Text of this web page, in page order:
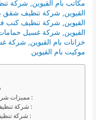
مكاتب بام القيوين, شركة
القيوين, شركة تنظيف شقق
القيوين, شركة تنظيف كنب
القيوين, شركة غسيل حمامات
خزانات بام القيوين, شركة
موكيت بام القيوين
مميزات شركة تنظيف بأم القيوين :
شركة تنظيف مطاعم بأم القيوين :
شركة تنظيف مكاتب بأم القيوين :